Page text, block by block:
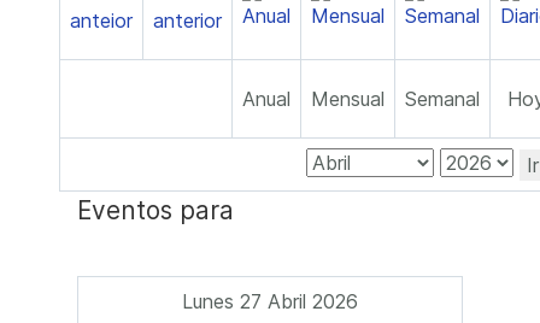
Anual Mensual Semanal
Eventos para
Lunes 27 Abril 2026